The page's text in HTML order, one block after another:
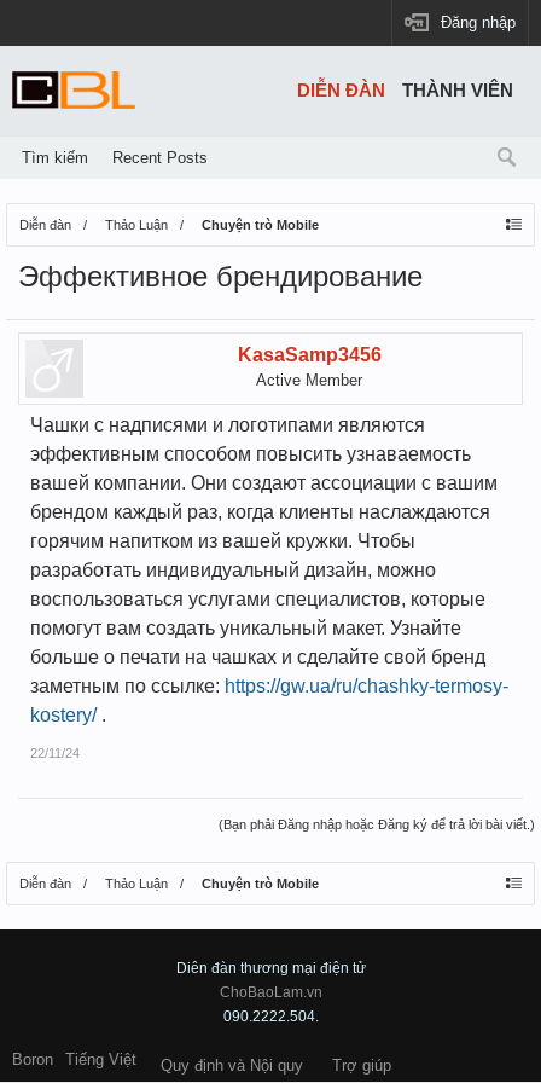
Đăng nhập
Diễn đàn Thảo Luận Chuyện trò Mobile
Эффективное брендирование
KasaSamp3456
Active Member
Чашки с надписями и логотипами являются
эффективным способом повысить узнаваемость
вашей компании. Они создают ассоциации с вашим
брендом каждый раз, когда клиенты наслаждаются
горячим напитком из вашей кружки. Чтобы
разработать индивидуальный дизайн, можно
воспользоваться услугами специалистов, которые
помогут вам создать уникальный макет. Узнайте
больше о печати на чашках и сделайте свой бренд
заметным по ссылке: https://gw.ua/ru/chashky-termosy-
kostery/.
22/11/24
(Bạn phải Đăng nhập hoặc Đăng ký để trả lời bài viết.)
Diễn đàn Thảo Luận Chuyện trò Mobile
DIỄN ĐÀN
Tìm kiếm Recent Posts
THÀNH VIÊN
Diên đàn thương mại điện tử
ChoBaoLam.vn
090.2222.504.
Boron Tiếng Việt Quy định và Nội quy Trợ giúp